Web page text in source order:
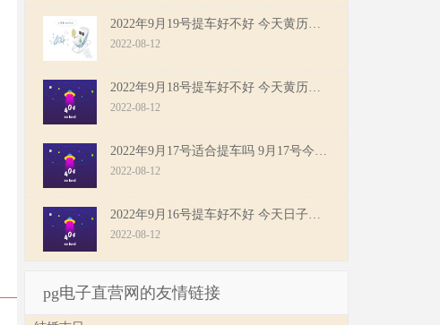
2022-08-12
2022-08-12
2022-08-12
2022-08-12
pg电子直营网的友情链接